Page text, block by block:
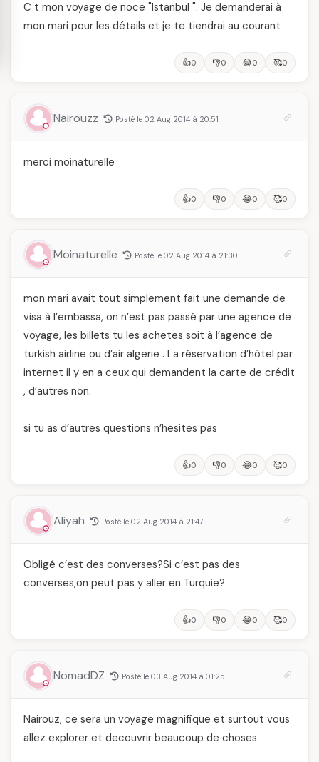
C t mon voyage de noce "Istanbul ". Je demanderai à
mon mari pour les détails et je te tiendrai au courant
👍0 👎0 😂0 🥰0
Nairouzz Posté le 02 Aug 2014 à 20:51
merci moinaturelle
👍0 👎0 😂0 🥰0
Moinaturelle Posté le 02 Aug 2014 à 21:30
mon mari avait tout simplement fait une demande de
visa à l’embassa, on n’est pas passé par une agence de
voyage, les billets tu les achetes soit à l’agence de
turkish airline ou d’air algerie . La réservation d’hôtel par
internet il y en a ceux qui demandent la carte de crédit
, d’autres non.
si tu as d’autres questions n’hesites pas
👍0 👎0 😂0 🥰0
Aliyah Posté le 02 Aug 2014 à 21:47
Obligé c’est des converses?Si c’est pas des
converses,on peut pas y aller en Turquie?
👍0 👎0 😂0 🥰0
NomadDZ Posté le 03 Aug 2014 à 01:25
Nairouz, ce sera un voyage magnifique et surtout vous
allez explorer et decouvrir beaucoup de choses.